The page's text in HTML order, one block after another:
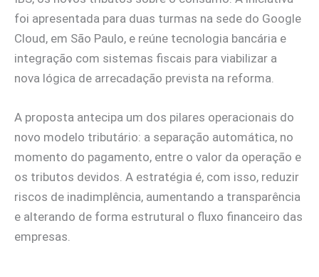
foi apresentada para duas turmas na sede do Google
Cloud, em São Paulo, e reúne tecnologia bancária e
integração com sistemas fiscais para viabilizar a
nova lógica de arrecadação prevista na reforma.
A proposta antecipa um dos pilares operacionais do
novo modelo tributário: a separação automática, no
momento do pagamento, entre o valor da operação e
os tributos devidos. A estratégia é, com isso, reduzir
riscos de inadimplência, aumentando a transparência
e alterando de forma estrutural o fluxo financeiro das
empresas.